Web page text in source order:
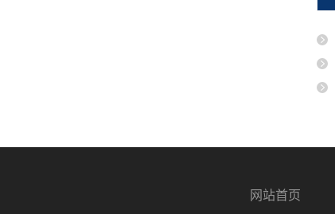
网站首页